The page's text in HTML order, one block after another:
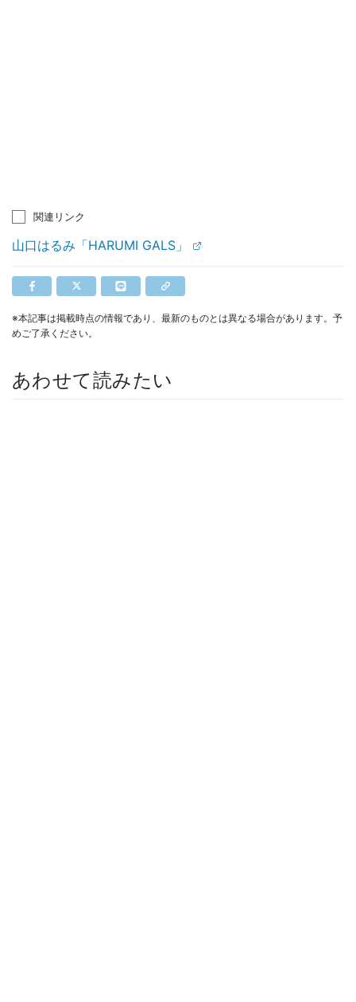
関連リンク
山口はるみ「HARUMI GALS」
※本記事は掲載時点の情報であり、最新のものとは異なる場合があります。予
めご了承ください。
あわせて読みたい